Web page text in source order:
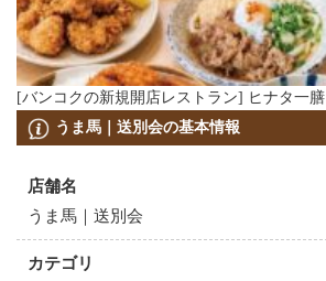
[バンコクの新規開店レストラン] ヒナタ一膳
うま馬｜送別会の基本情報
店舗名
うま馬｜送別会
カテゴリ